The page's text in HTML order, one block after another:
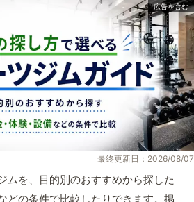
最終更新日：2026/08/07
ムを、目的別のおすすめから探した
どの条件で比較したりできます。掲